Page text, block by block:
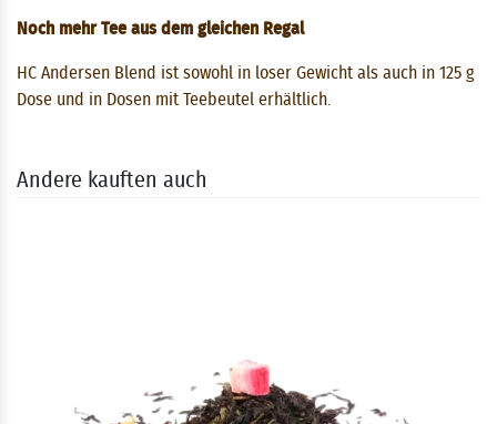
Noch mehr Tee aus dem gleichen Regal
HC Andersen Blend ist sowohl in loser Gewicht als auch in 125 g
Dose und in Dosen mit Teebeutel erhältlich.
Andere kauften auch